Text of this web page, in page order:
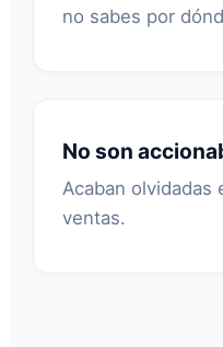
no sabes por
No son
Acaban olvidadas
ventas.